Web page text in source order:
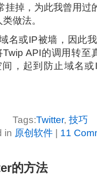
挂掉，为此我曾用过
做法。
名或IP被墙，因此
API的调用转至
，起到防止域名
Tags:Twitter, 技巧
in 原创软件 | 11
的方法